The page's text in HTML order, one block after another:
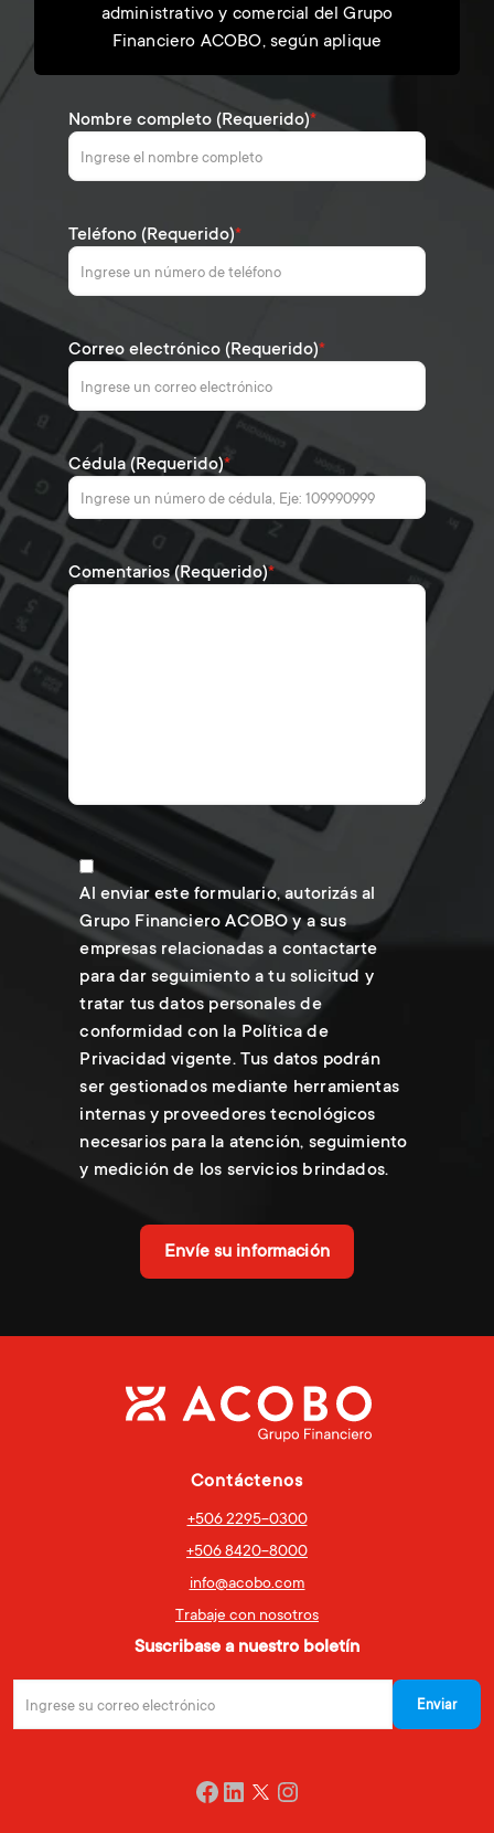
administrativo y comercial del Grupo
Financiero ACOBO, según aplique
Nombre completo (Requerido)*
Teléfono (Requerido)*
Correo electrónico (Requerido)*
Cédula (Requerido)*
Comentarios (Requerido)*
Al enviar este formulario, autorizás al
Grupo Financiero ACOBO y a sus
empresas relacionadas a contactarte
para dar seguimiento a tu solicitud y
tratar tus datos personales de
conformidad con la Política de
Privacidad vigente. Tus datos podrán
ser gestionados mediante herramientas
internas y proveedores tecnológicos
necesarios para la atención, seguimiento
y medición de los servicios brindados.
Contáctenos
+506 2295-0300
+506 8420-8000
info@acobo.com
Trabaje con nosotros
Suscribase a nuestro boletín
Facebook LinkedIn Twitter Instagram